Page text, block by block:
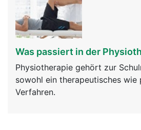
Was passiert in der
Physiotherapie gehört zur
sowohl ein therapeutisches wie
Verfahren.